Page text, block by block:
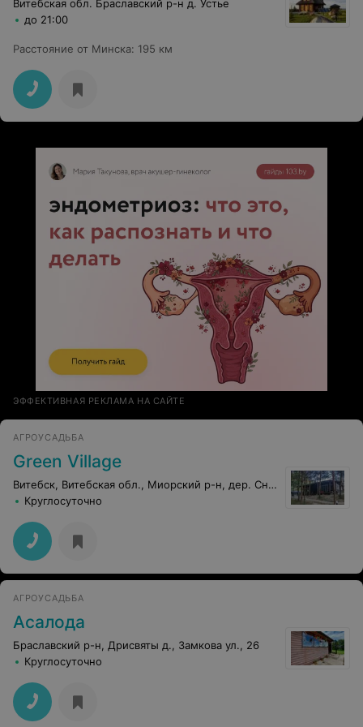
Витебская обл. Браславский р-н д. Устье
до 21:00
Расстояние от Минска: 195 км
ЭФФЕКТИВНАЯ РЕКЛАМА НА САЙТЕ
АГРОУСАДЬБА
Green Village
Витебск, Витебская обл., Миорский р-н, дер. Снеги, 20
Круглосуточно
АГРОУСАДЬБА
Асалода
Браславский р-н, Дрисвяты д., Замкова ул., 26
Круглосуточно